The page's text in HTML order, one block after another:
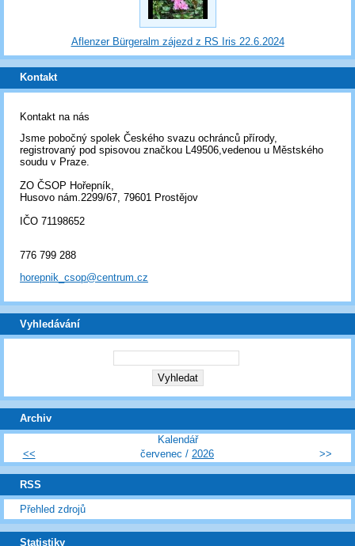
Aflenzer Bürgeralm zájezd z RS Iris 22.6.2024
Kontakt
Kontakt na nás
Jsme pobočný spolek Českého svazu ochránců přírody,
registrovaný pod spisovou značkou L49506,vedenou u Městského
soudu v Praze.
ZO ČSOP Hořepník,
Husovo nám.2299/67, 79601 Prostějov
IČO 71198652
776 799 288
horepnik_csop@centrum.cz
Vyhledávání
Archiv
Kalendář
<<
červenec / 2026 >>
RSS
Přehled zdrojů
Statistiky